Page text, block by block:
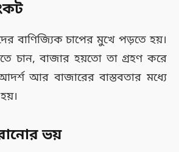
বাণিজ্যিক চাপের মুখে পড়তে হয়।
চান, বাজার হয়তো তা গ্রহণ করে
আর বাজারের বাস্তবতার মধ্যে
ভয়